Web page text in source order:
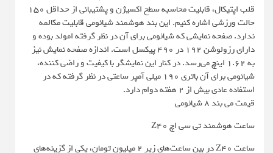
قلب اپتیکال، قابلیت محاسبه سطح اکسیژن و پشتیبانی از حداقل ۱۵۰
حالت ورزشی اشاره کنیم. این بند هوشمند شیائومی قابلیت مکالمه
ندارد. صفحه نمایشی که شیائومی برای آن در نظر گرفته امولد بوده و
دارای رزولوشن ۱۹۲ در ۴۹۰ پیکسل است. اندازه صفحه نمایش نیز
به ۱.۶۲ اینچ می‌رسد. در کنار این نمایشگر با کیفیت و راضی کننده،
شیائومی برای آن باتری ۱۹۰ میلی آمپر ساعتی در نظر گرفته که در
استفاده عادی بیش از ۲ هفته دوام دارد.
قیمت می بند 8 شیائومی
ساعت هوشمند تی سی اچ Z40
ساعت Z40 در بین ساعت‌های زیر ۲ میلیون تومان، یکی از گزینه‌های